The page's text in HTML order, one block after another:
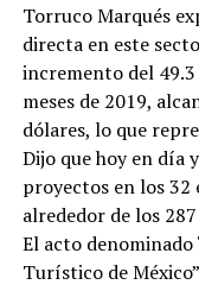
Torruco Marqués
directa en este
incremento del
meses de 2019,
dólares, lo que
Dijo que hoy en día
proyectos en los 32
alrededor de los
El acto
Turístico de